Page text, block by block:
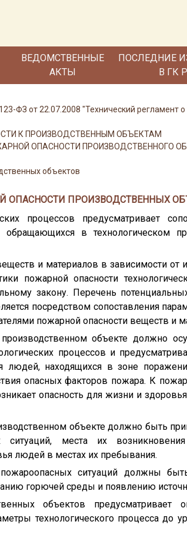
ВЕДОМСТВЕННЫЕ
АКТЫ
ПОСЛЕДНИЕ
В ГК
ФЗ от 22.07.2008 "Технический регламент
К ПРОИЗВОДСТВЕННЫМ ОБЪЕКТАМ
ОПАСНОСТИ ПРОИЗВОДСТВЕННОГО
объектов
ОПАСНОСТИ ПРОИЗВОДСТВЕННЫХ
процессов предусматривает
в технологическом
и материалов в зависимости от
пожарной опасности
закону. Перечень
посредством сопоставления
пожарной опасности веществ и
объекте должно
процессов и
людей, находящихся в зоне
опасных факторов пожара. К
опасность для жизни и
объекте должно быть
ситуаций, места их
людей в местах их пребывания.
ситуаций должны
горючей среды и появлению
объектов предусматривает
технологического процесса до